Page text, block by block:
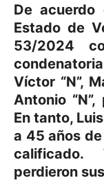
De acuerdo
Estado de
53/2024
Víctor “N”,
Antonio
En tanto,
a 45 años
calificado.
perdieron